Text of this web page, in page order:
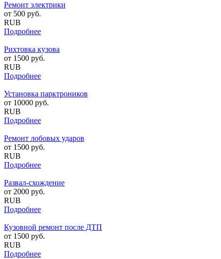
Ремонт электрики
от 500 руб.
RUB
Подробнее
Рихтовка кузова
от 1500 руб.
RUB
Подробнее
Установка парктроников
от 10000 руб.
RUB
Подробнее
Ремонт лобовых ударов
от 1500 руб.
RUB
Подробнее
Развал-схождение
от 2000 руб.
RUB
Подробнее
Кузовной ремонт после ДТП
от 1500 руб.
RUB
Подробнее